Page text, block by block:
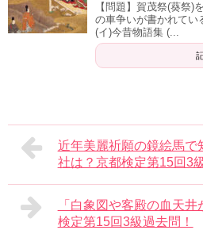
【問題】賀茂祭(葵祭)
の車争いが書かれてい
(イ)今昔物語集 (...
近年美麗祈願の鏡絵馬で
社は？京都検定第15回3
「白象図や客殿の血天
検定第15回3級過去問！